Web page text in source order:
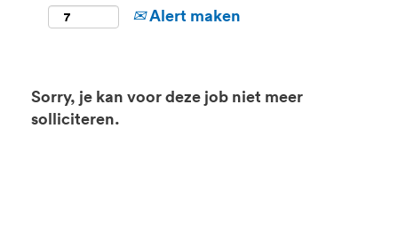
Alert maken
Sorry, je kan voor deze job niet meer
solliciteren.